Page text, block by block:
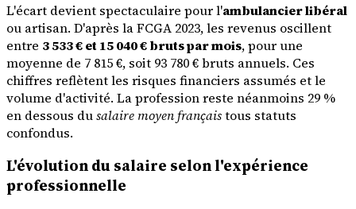
L'écart devient spectaculaire pour l'ambulancier libéral
ou artisan. D'après la FCGA 2023, les revenus oscillent
entre 3 533 € et 15 040 € bruts par mois, pour une
moyenne de 7 815 €, soit 93 780 € bruts annuels. Ces
chiffres reflètent les risques financiers assumés et le
volume d'activité. La profession reste néanmoins 29 %
en dessous dusalaire moyen françaistous statuts
confondus.
L'évolution du salaire selon l'expérience
professionnelle